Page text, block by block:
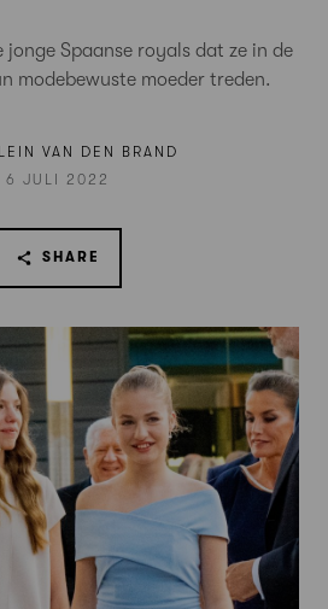
jonge Spaanse royals dat ze in de
modebewuste moeder treden.
VAN DEN BRAND
6 JULI 2022
SHARE